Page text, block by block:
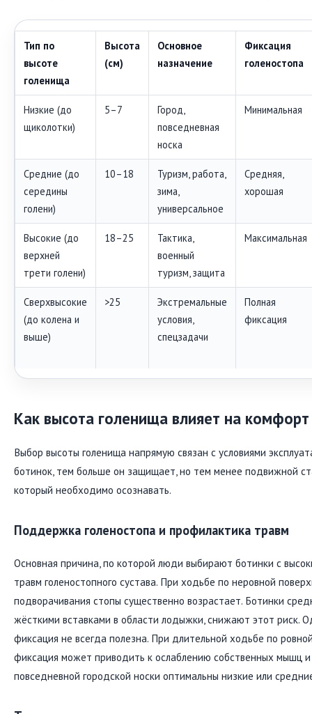
Тип по
высоте
голенища
Высота
(см)
Основное
назначение
Фиксация
голеностопа
Низкие (до
щиколотки)
5–7
Город,
повседневная
носка
Минимальная
Средние (до
середины
голени)
10–18
Туризм, работа,
зима,
универсальное
Средняя,
хорошая
Высокие (до
верхней
трети голени)
18–25
Тактика,
военный
туризм, защита
Максимальная
Сверхвысокие
(до колена и
выше)
>25
Экстремальные
условия,
спецзадачи
Полная
фиксация
Как высота голенища влияет на комфорт
Выбор высоты голенища напрямую связан с условиями
ботинок, тем больше он защищает, но тем менее подвижной
который необходимо осознавать.
Поддержка голеностопа и профилактика травм
Основная причина, по которой люди выбирают ботинки с
травм голеностопного сустава. При ходьбе по неровной
подворачивания стопы существенно возрастает. Ботинки
жёсткими вставками в области лодыжки, снижают этот риск.
фиксация не всегда полезна. При длительной ходьбе по
фиксация может приводить к ослаблению собственных мышц и
повседневной городской носки оптимальны низкие или